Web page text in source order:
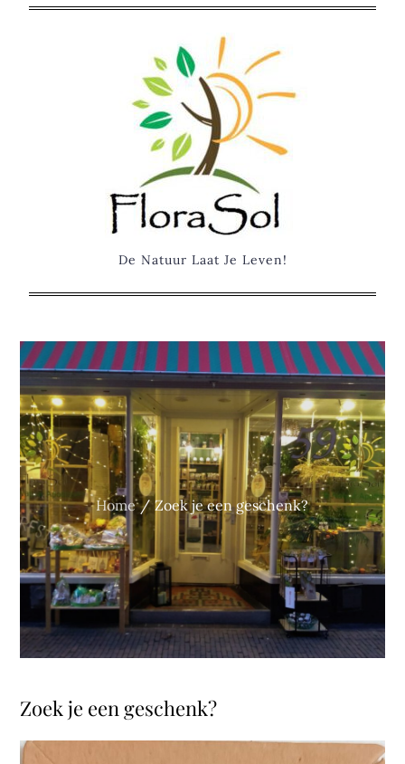
De Natuur Laat Je Leven!
Home Zoek je een geschenk?
Zoek je een geschenk?